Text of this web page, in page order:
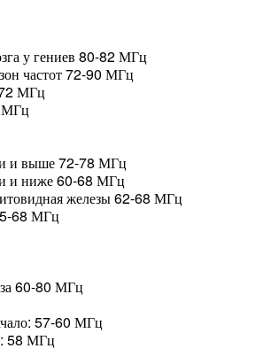
у гениев 80-82 МГц
частот 72-90 МГц
МГц
МГц
и выше 72-78 МГц
и ниже 60-68 МГц
железы 62-68 МГц
68 МГц
60-80 МГц
57-60 МГц
58 МГц